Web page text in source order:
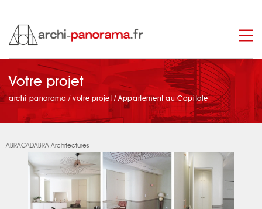
manage_search
Votre projet
archi panorama /votre projet /Appartement au Capitole
ABRACADABRA Architectures